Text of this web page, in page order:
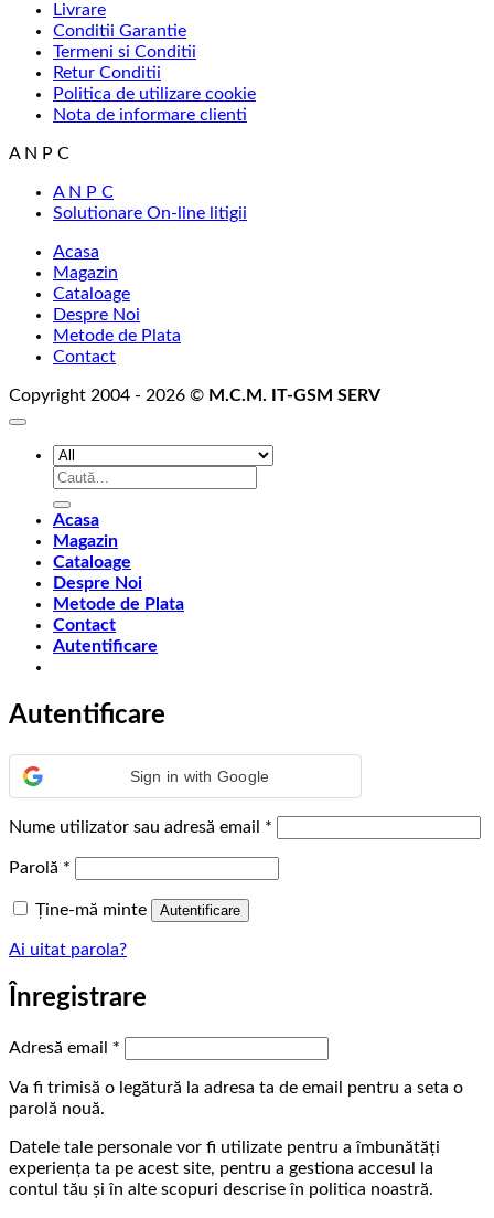
Livrare
Conditii Garantie
Termeni si Conditii
Retur Conditii
Politica de utilizare cookie
Nota de informare clienti
A N P C
A N P C
Solutionare On-line litigii
Acasa
Magazin
Cataloage
Despre Noi
Metode de Plata
Contact
Copyright 2004 - 2026 © M.C.M. IT-GSM SERV
Caută
Acasa
Magazin
Cataloage
Despre Noi
Metode de Plata
Contact
Autentificare
Autentificare
Sign in with Google
Nume utilizator sau adresă email *
Parolă *
Ține-mă minte Autentificare
Ai uitat parola?
Înregistrare
Adresă email *
Va fi trimisă o legătură la adresa ta de email pentru a seta o
parolă nouă.
Datele tale personale vor fi utilizate pentru a îmbunătăți
experiența ta pe acest site, pentru a gestiona accesul la
contul tău și în alte scopuri descrise în politica noastră.